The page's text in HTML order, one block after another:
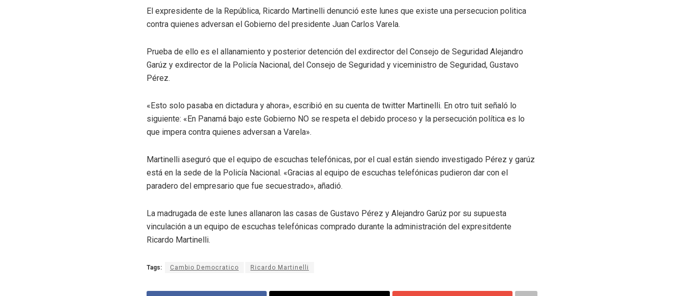
El expresidente de la República, Ricardo Martinelli denunció este lunes que existe una persecucion politica
contra quienes adversan el Gobierno del presidente Juan Carlos Varela.
Prueba de ello es el allanamiento y posterior detención del exdirector del Consejo de Seguridad Alejandro
Garúz y exdirector de la Policía Nacional, del Consejo de Seguridad y viceministro de Seguridad, Gustavo
Pérez.
«Esto solo pasaba en dictadura y ahora», escribió en su cuenta de twitter Martinelli. En otro tuit señaló lo
siguiente: «En Panamá bajo este Gobierno NO se respeta el debido proceso y la persecución política es lo
que impera contra quienes adversan a Varela».
Martinelli aseguró que el equipo de escuchas telefónicas, por el cual están siendo investigado Pérez y garúz
está en la sede de la Policía Nacional. «Gracias al equipo de escuchas telefónicas pudieron dar con el
paradero del empresario que fue secuestrado», añadió.
La madrugada de este lunes allanaron las casas de Gustavo Pérez y Alejandro Garúz por su supuesta
vinculación a un equipo de escuchas telefónicas comprado durante la administración del expresitdente
Ricardo Martinelli.
Tags: Cambio Democratico Ricardo Martinelli